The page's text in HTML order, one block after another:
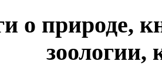
о природе,
зоологии,